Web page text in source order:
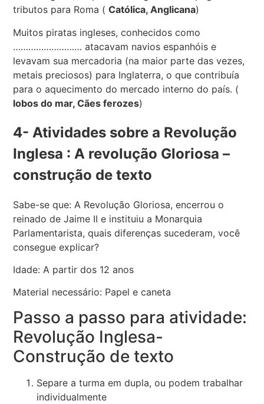
tributos para Roma (Católica, Anglicana)
Muitos piratas ingleses, conhecidos como
……………………… atacavam navios espanhóis e
levavam sua mercadoria (na maior parte das vezes,
metais preciosos) para Inglaterra, o que contribuía
para o aquecimento do mercado interno do país. (
lobos do mar, Cães ferozes)
4- Atividades sobre a Revolução
Inglesa : A revolução Gloriosa –
construção de texto
Sabe-se que: A Revolução Gloriosa, encerrou o
reinado de Jaime II e instituiu a Monarquia
Parlamentarista, quais diferenças sucederam, você
consegue explicar?
Idade: A partir dos 12 anos
Material necessário: Papel e caneta
Passo a passo para atividade:
Revolução Inglesa-
Construção de texto
Separe a turma em dupla, ou podem trabalhar
individualmente